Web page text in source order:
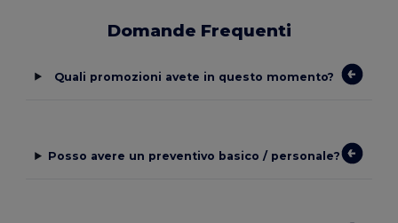
Domande Frequenti
Quali promozioni avete in questo momento?
Posso avere un preventivo basico / personale?